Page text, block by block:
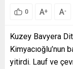
0 A+ A-
Kuzey Bavyera
Kimyacıoğlu’nun
yitirdi. Lauf ve